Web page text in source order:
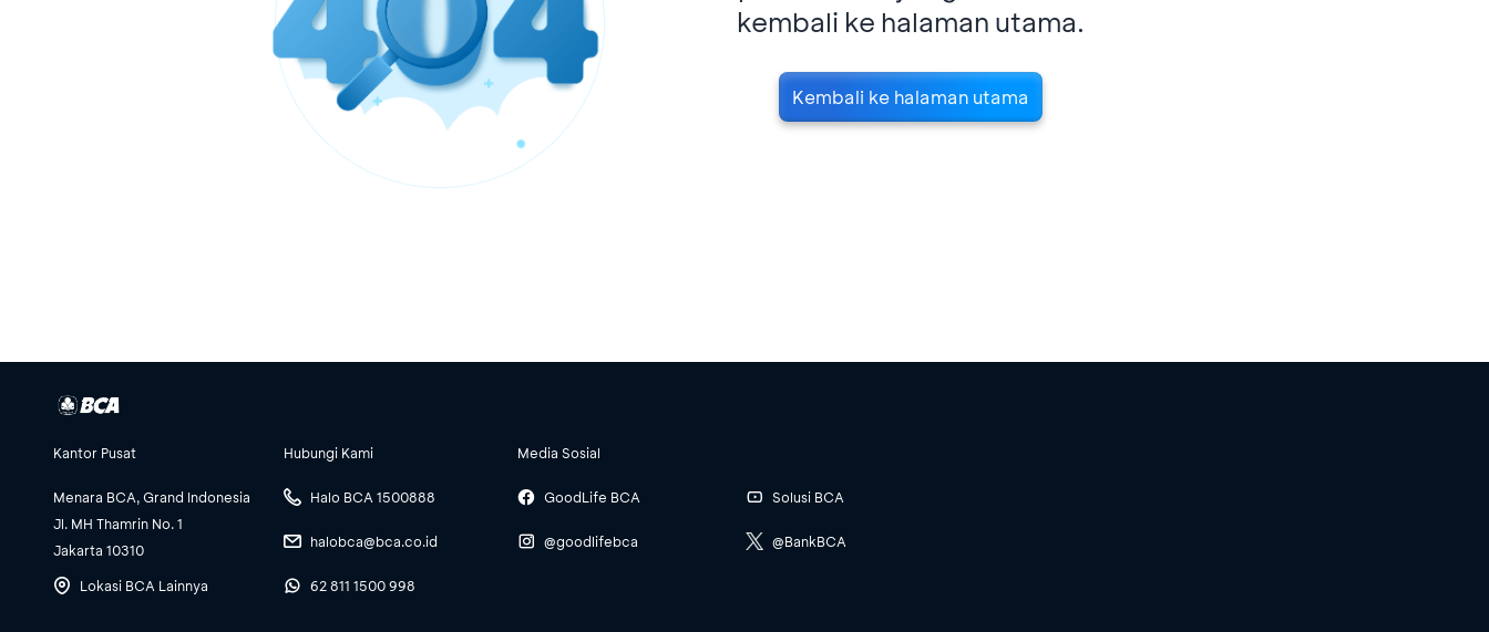
kembali ke halaman utama.
Kembali ke halaman utama
Kantor Pusat
Menara BCA, Grand Indonesia
Jl. MH Thamrin No. 1
Jakarta 10310
Lokasi BCA Lainnya
Hubungi Kami
Halo BCA 1500888
halobca@bca.co.id
62 811 1500 998
Media Sosial
GoodLife BCA
@goodlifebca
Solusi BCA
@BankBCA